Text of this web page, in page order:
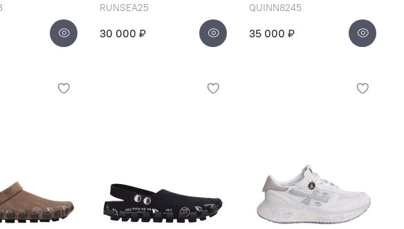
RUNSEA25
30 000 ₽
QUINN8245
35 000 ₽